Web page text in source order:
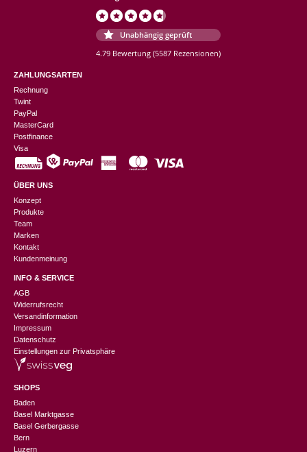
Unabhängig geprüft
4.79 Bewertung (5587 Rezensionen)
ZAHLUNGSARTEN
Rechnung
Twint
PayPal
MasterCard
Postfinance
Visa
ÜBER UNS
Konzept
Produkte
Team
Marken
Kontakt
Kundenmeinung
INFO & SERVICE
AGB
Widerrufsrecht
Versandinformation
Impressum
Datenschutz
Einstellungen zur Privatsphäre
SHOPS
Baden
Basel Marktgasse
Basel Gerbergasse
Bern
Luzern